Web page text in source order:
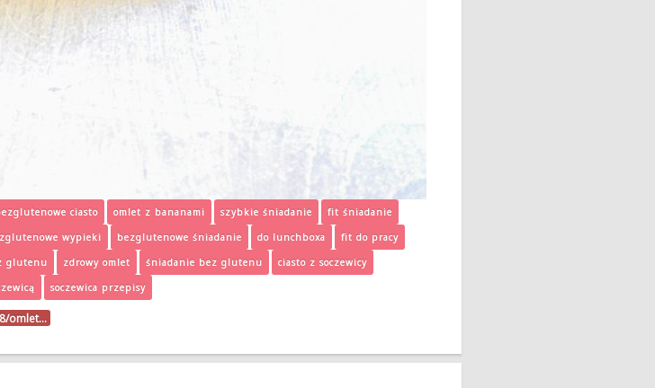
ciasto omlet z bananami szybkie śniadanie
fit śniadanie
wypieki bezglutenowe śniadanie do lunchboxa
fit do pracy
glutenu zdrowy omlet śniadanie bez glutenu
ciasto z soczewicy
soczewica przepisy
omlet…